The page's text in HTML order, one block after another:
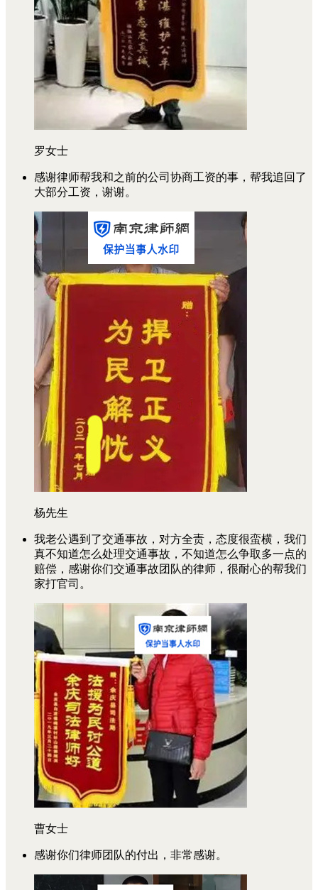
罗女士
感谢律师帮我和之前的公司协商工资的事，帮我追回了
大部分工资，谢谢。
杨先生
我老公遇到了交通事故，对方全责，态度很蛮横，我们
真不知道怎么处理交通事故，不知道怎么争取多一点的
赔偿，感谢你们交通事故团队的律师，很耐心的帮我们
家打官司。
曹女士
感谢你们律师团队的付出，非常感谢。